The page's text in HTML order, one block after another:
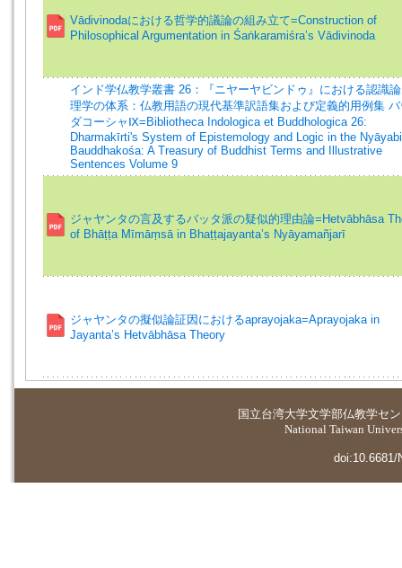
Vādivinodaにおける哲学的議論の組み立て=Construction of
Philosophical Argumentation in Śaṅkaramiśra’s Vādivinoda
インド学仏教学叢書 26：『ニヤーヤビンドゥ』における認識
理学の体系：仏教用語の現代基準訳語集および定義的用例集
ダコーシャⅨ=Bibliotheca Indologica et Buddhologica 26:
Dharmakīrti's System of Epistemology and Logic in the
Bauddhakośa: A Treasury of Buddhist Terms and Illustrative
Sentences Volume 9
ジャヤンタの言及するバッタ派の疑似的理由論=Hetvābhāsa
of Bhāṭṭa Mīmāṃsā in Bhaṭṭajayanta’s Nyāyamañjarī
ジャヤンタの擬似論証因におけるaprayojaka=Aprayojaka in
Jayanta’s Hetvābhāsa Theory
国立台湾大学文学部仏教学セ
National Taiwan
doi:10.6681/